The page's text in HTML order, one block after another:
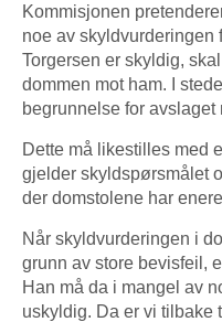
Kommisjonen
noe av skyldvurderingen
Torgersen er skyldig,
dommen mot ham. I
begrunnelse for avslaget
Dette må likestilles med
gjelder skyldspørsmålet
der domstolene har
Når skyldvurderingen i
grunn av store bevisfeil,
Han må da i mangel av
uskyldig. Da er vi tilbake